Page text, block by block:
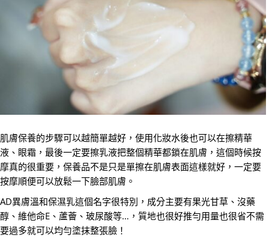
肌膚保養的步驟可以越簡單越好，使用化妝水後也可以在擦精華
液、眼霜，最後一定要擦乳液把整個精華都鎖在肌膚，這個時候按
摩真的很重要，保養品不是只是單擦在肌膚表面這樣就好，一定要
按摩順便可以放鬆一下臉部肌膚。
AD異膚溫和保濕乳這個名字很特別，成分主要有果光甘草、沒藥
醇、維他命E、蘆薈、玻尿酸等…，質地也很好推勻用量也很省不需
要過多就可以均勻塗抹整張臉！